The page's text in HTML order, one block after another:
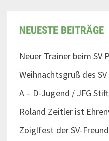
NEUESTE BEITRÄGE
Neuer Trainer beim SV
Weihnachtsgruß des SV
A – D-Jugend / JFG
Roland Zeitler ist
Zoiglfest der SV-